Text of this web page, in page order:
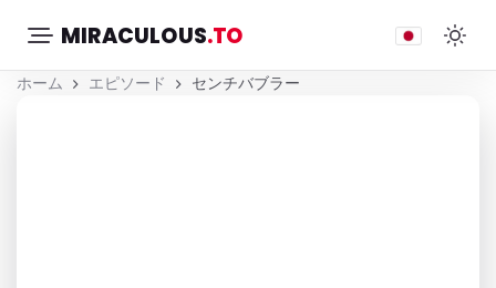
MIRACULOUS.TO
ホーム エピソード センチバブラー